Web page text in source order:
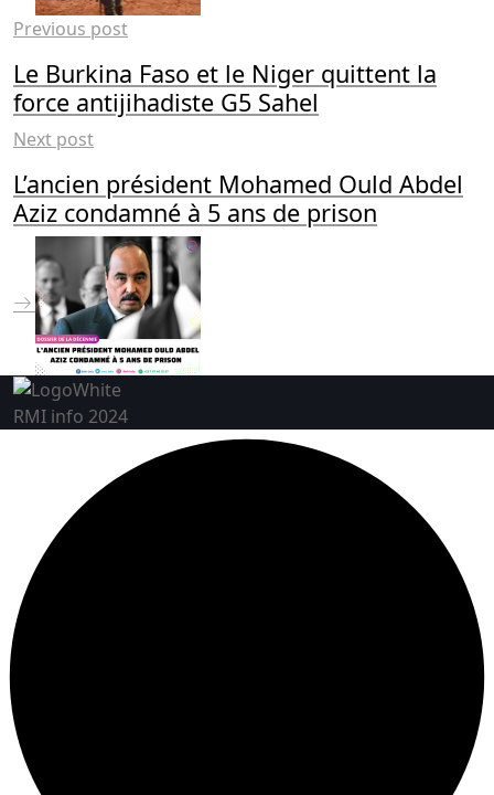
Previous post
Le Burkina Faso et le Niger quittent la
force antijihadiste G5 Sahel
Next post
L’ancien président Mohamed Ould Abdel
Aziz condamné à 5 ans de prison
RMI info 2024